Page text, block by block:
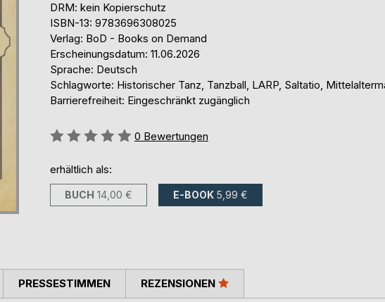
DRM: kein Kopierschutz
ISBN-13: 9783696308025
Verlag: BoD - Books on Demand
Erscheinungsdatum: 11.06.2026
Sprache: Deutsch
Schlagworte: Historischer Tanz, Tanzball, LARP, Saltatio,
Barrierefreiheit: Eingeschränkt zugänglich
Bewertung::
0 Bewertungen
erhältlich als:
BUCH 14,00 € E-BOOK 5,99 €
PRESSESTIMMEN REZENSIONEN